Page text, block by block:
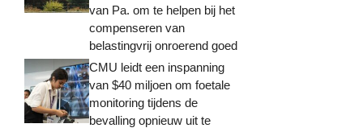
van Pa. om te helpen bij het
compenseren van
belastingvrij onroerend goed
CMU leidt een inspanning
van $40 miljoen om foetale
monitoring tijdens de
bevalling opnieuw uit te